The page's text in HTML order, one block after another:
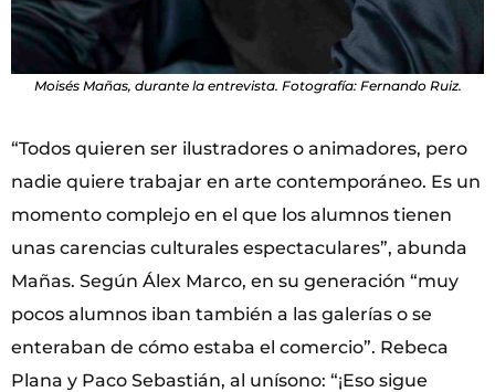
Moisés Mañas, durante la entrevista. Fotografía: Fernando Ruiz.
“Todos quieren ser ilustradores o animadores, pero
nadie quiere trabajar en arte contemporáneo. Es un
momento complejo en el que los alumnos tienen
unas carencias culturales espectaculares”, abunda
Mañas. Según Álex Marco, en su generación “muy
pocos alumnos iban también a las galerías o se
enteraban de cómo estaba el comercio”. Rebeca
Plana y Paco Sebastián, al unísono: “¡Eso sigue